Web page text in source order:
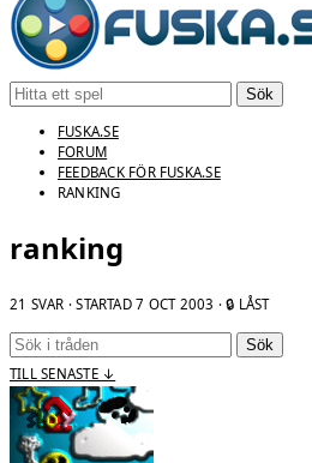
Sök
FUSKA.SE
FORUM
FEEDBACK FÖR FUSKA.SE
RANKING
ranking
21 SVAR · STARTAD7 OCT 2003 · 🔒 LÅST
Sök
TILL SENASTE ↓